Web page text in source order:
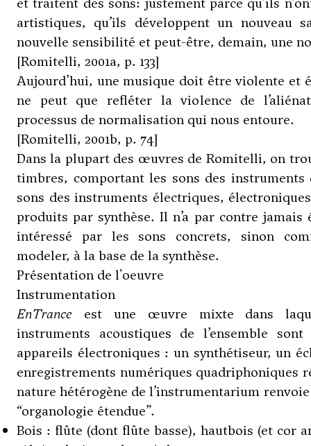
artistiques, qu’ils développent un nouveau
nouvelle sensibilité et peut-être, demain, une
[Romitelli, 2001a, p. 133]
Aujourd’hui, une musique doit être violente et
ne peut que refléter la violence de
processus de normalisation qui nous entoure.
[Romitelli, 2001b, p. 74]
Dans la plupart des œuvres de Romitelli, on
timbres, comportant les sons des instruments
sons des instruments électriques,
produits par synthèse. Il n’a par contre
intéressé par les sons concrets, sinon
modeler, à la base de la synthèse.
Présentation de l'oeuvre
Instrumentation
EnTrance est une œuvre mixte dans
instruments acoustiques de l’ensemble
appareils électroniques : un synthétiseur, un
enregistrements numériques quadriphoniques
nature hétérogène de l’instrumentarium renvoie
“organologie étendue”.
Bois : flûte (dont flûte basse), hautbois (et cor